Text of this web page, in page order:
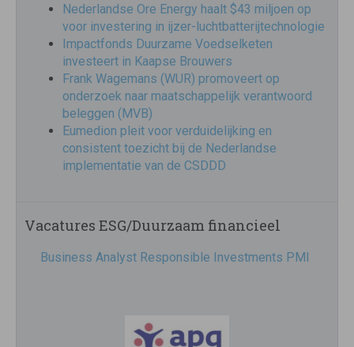
Nederlandse Ore Energy haalt $43 miljoen op
voor investering in ijzer-luchtbatterijtechnologie
Impactfonds Duurzame Voedselketen
investeert in Kaapse Brouwers
Frank Wagemans (WUR) promoveert op
onderzoek naar maatschappelijk verantwoord
beleggen (MVB)
Eumedion pleit voor verduidelijking en
consistent toezicht bij de Nederlandse
implementatie van de CSDDD
Vacatures ESG/Duurzaam financieel
Business Analyst Responsible Investments PMI